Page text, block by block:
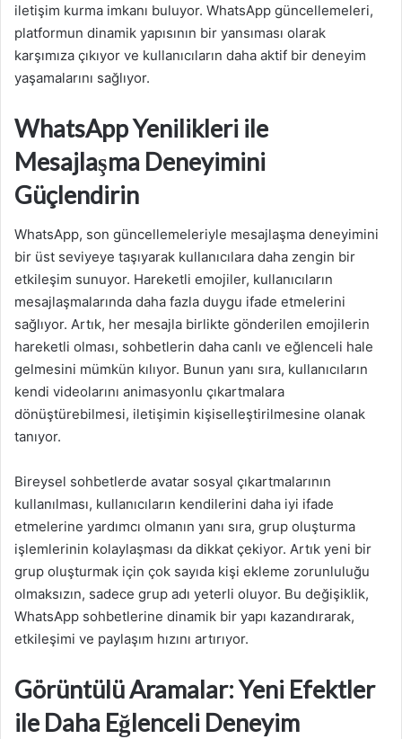
iletişim kurma imkanı buluyor. WhatsApp güncellemeleri,
platformun dinamik yapısının bir yansıması olarak
karşımıza çıkıyor ve kullanıcıların daha aktif bir deneyim
yaşamalarını sağlıyor.
WhatsApp Yenilikleri ile
Mesajlaşma Deneyimini
Güçlendirin
WhatsApp, son güncellemeleriyle mesajlaşma deneyimini
bir üst seviyeye taşıyarak kullanıcılara daha zengin bir
etkileşim sunuyor. Hareketli emojiler, kullanıcıların
mesajlaşmalarında daha fazla duygu ifade etmelerini
sağlıyor. Artık, her mesajla birlikte gönderilen emojilerin
hareketli olması, sohbetlerin daha canlı ve eğlenceli hale
gelmesini mümkün kılıyor. Bunun yanı sıra, kullanıcıların
kendi videolarını animasyonlu çıkartmalara
dönüştürebilmesi, iletişimin kişiselleştirilmesine olanak
tanıyor.
Bireysel sohbetlerde avatar sosyal çıkartmalarının
kullanılması, kullanıcıların kendilerini daha iyi ifade
etmelerine yardımcı olmanın yanı sıra, grup oluşturma
işlemlerinin kolaylaşması da dikkat çekiyor. Artık yeni bir
grup oluşturmak için çok sayıda kişi ekleme zorunluluğu
olmaksızın, sadece grup adı yeterli oluyor. Bu değişiklik,
WhatsApp sohbetlerine dinamik bir yapı kazandırarak,
etkileşimi ve paylaşım hızını artırıyor.
Görüntülü Aramalar: Yeni Efektler
ile Daha Eğlenceli Deneyim